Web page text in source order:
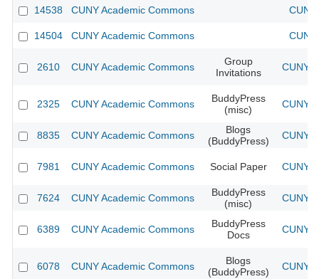
14538 CUNY Academic Commons
14504 CUNY Academic Commons
2610 CUNY Academic Commons
Group
Invitations
CUNY
2325 CUNY Academic Commons
BuddyPress
(misc)
CUNY
8835 CUNY Academic Commons
Blogs
(BuddyPress)
CUNY
7981 CUNY Academic Commons Social Paper CUNY
7624 CUNY Academic Commons
BuddyPress
(misc)
CUNY
6389 CUNY Academic Commons
BuddyPress
Docs
CUNY
6078 CUNY Academic Commons
Blogs
(BuddyPress)
CUNY